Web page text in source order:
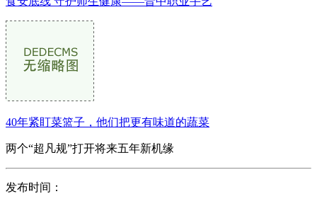
40年紧盯菜篮子，他们把更有味道的蔬菜
两个“超凡规”打开将来五年新机缘
发布时间：